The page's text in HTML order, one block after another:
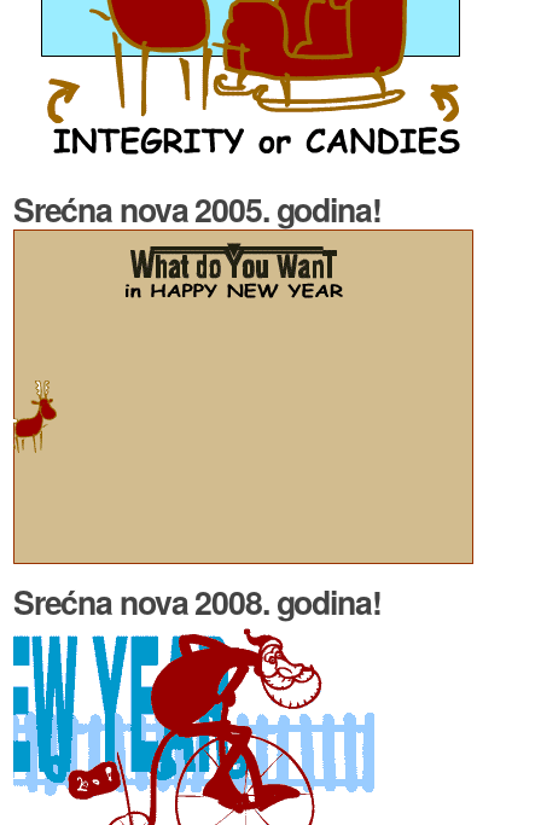
Srećna nova 2005. godina!
Srećna nova 2008. godina!